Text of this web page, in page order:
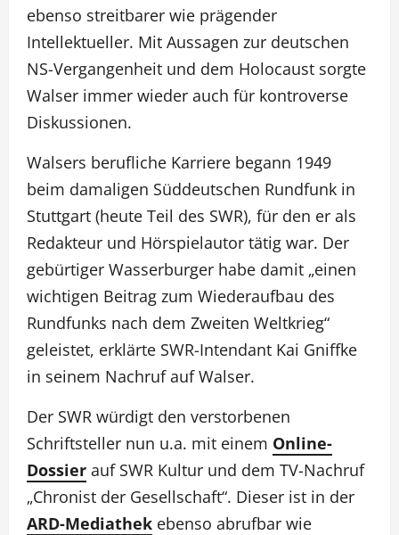
ebenso streitbarer wie prägender
Intellektueller. Mit Aussagen zur deutschen
NS-Vergangenheit und dem Holocaust sorgte
Walser immer wieder auch für kontroverse
Diskussionen.
Walsers berufliche Karriere begann 1949
beim damaligen Süddeutschen Rundfunk in
Stuttgart (heute Teil des SWR), für den er als
Redakteur und Hörspielautor tätig war. Der
gebürtiger Wasserburger habe damit „einen
wichtigen Beitrag zum Wiederaufbau des
Rundfunks nach dem Zweiten Weltkrieg“
geleistet, erklärte SWR-Intendant Kai Gniffke
in seinem Nachruf auf Walser.
Der SWR würdigt den verstorbenen
Schriftsteller nun u.a. mit einem Online-
Dossier auf SWR Kultur und dem TV-Nachruf
„Chronist der Gesellschaft“. Dieser ist in der
ARD-Mediathek ebenso abrufbar wie